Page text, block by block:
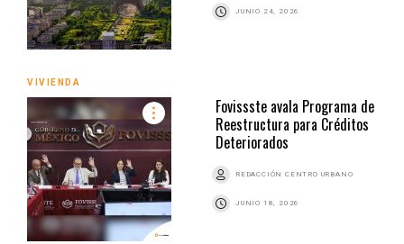
JUNIO 24, 2026
VIVIENDA
Fovissste avala Programa de
Reestructura para Créditos
Deteriorados
REDACCIÓN CENTRO URBANO
JUNIO 18, 2026